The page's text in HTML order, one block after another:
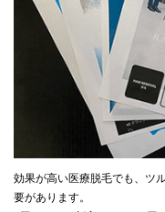
効果が高い医療脱毛でも、ツ
要があります。